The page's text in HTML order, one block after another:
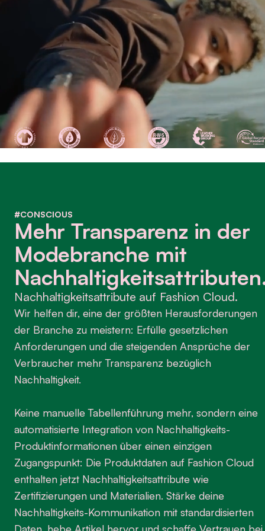
#CONSCIOUS
Mehr Transparenz in der
Modebranche mit
Nachhaltigkeitsattribute auf Fashion Cloud.
Wir helfen dir, eine der größten Herausforderungen
der Branche zu meistern: Erfülle gesetzlichen
Anforderungen und die steigenden Ansprüche der
Verbraucher mehr Transparenz bezüglich
Nachhaltigkeit.
Keine manuelle Tabellenführung mehr, sondern eine
automatisierte Integration von Nachhaltigkeits-
Produktinformationen über einen einzigen
Zugangspunkt: Die Produktdaten auf Fashion Cloud
enthalten jetzt Nachhaltigkeitsattribute wie
Zertifizierungen und Materialien. Stärke deine
Nachhaltigkeits-Kommunikation mit standardisierten